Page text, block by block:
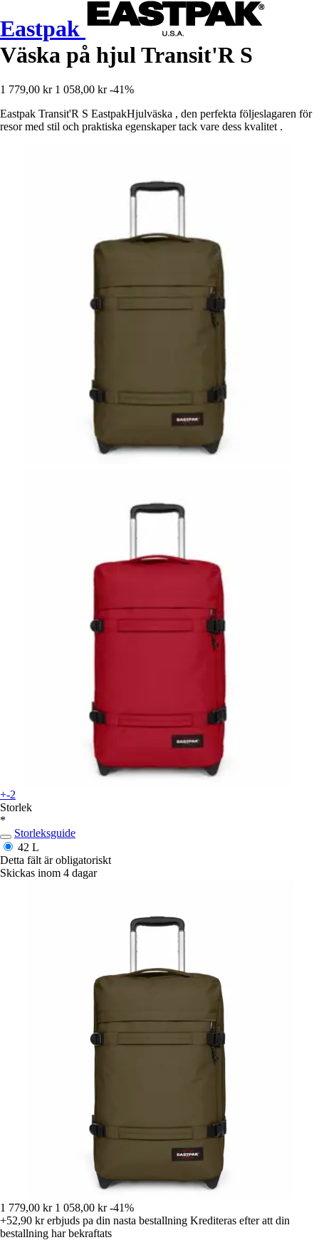
Eastpak
Väska på hjul Transit'R S
1 779,00 kr 1 058,00 kr -41%
Eastpak Transit'R S EastpakHjulväska , den perfekta följeslagaren för
resor med stil och praktiska egenskaper tack vare dess kvalitet .
+-2
Storlek
*
Storleksguide
42 L
Detta fält är obligatoriskt
Skickas inom 4 dagar
1 779,00 kr 1 058,00 kr -41%
+52,90 krerbjuds pa din nasta bestallning Krediteras efter att din
bestallning har bekraftats